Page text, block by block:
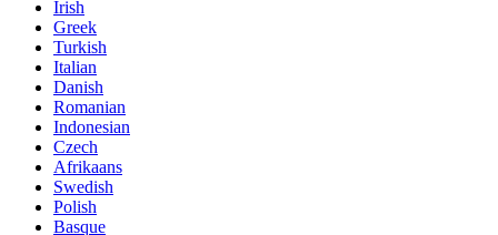
Irish
Greek
Turkish
Italian
Danish
Romanian
Indonesian
Czech
Afrikaans
Swedish
Polish
Basque